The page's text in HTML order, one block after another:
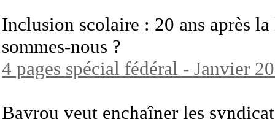
Inclusion scolaire : 20 ans après
sommes-nous ?
4 pages spécial fédéral - Janvier
Bayrou veut enchaîner les